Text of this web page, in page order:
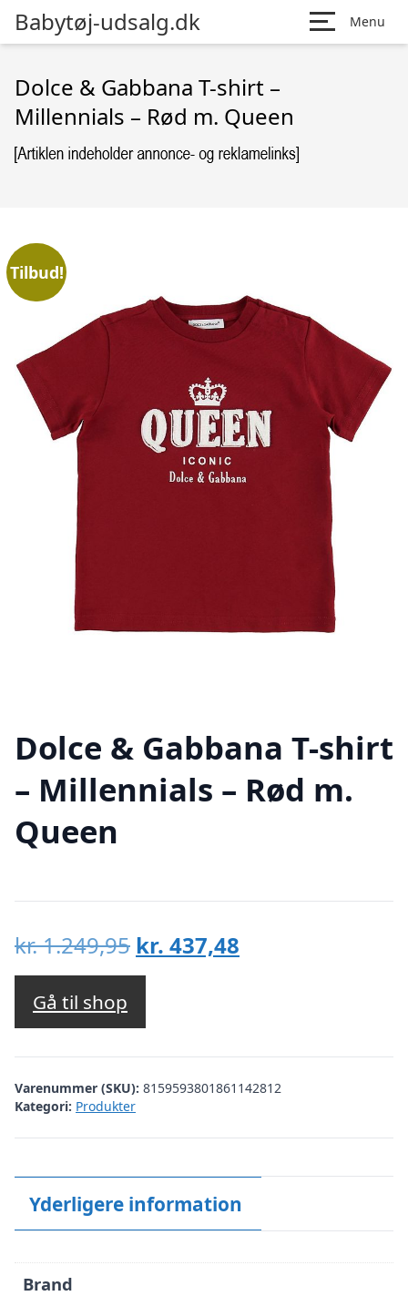
Babytøj-udsalg.dk Menu
Dolce & Gabbana T-shirt –
Millennials – Rød m. Queen
Tilbud!
Dolce & Gabbana T-shirt
– Millennials – Rød m.
Queen
kr.1.249,95 Den
oprindelige
var:
kr. 1.249,95.
kr. 437,48
kr. 437,48.
Gå til shop
Varenummer (SKU): 8159593801861142812
Kategori: Produkter
Yderligere information
Brand